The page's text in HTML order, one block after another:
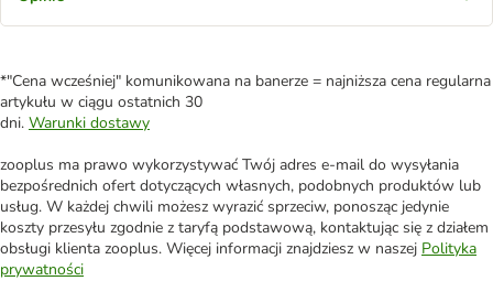
*"Cena wcześniej" komunikowana na banerze = najniższa cena regularna
artykułu w ciągu ostatnich 30
dni. Warunki dostawy
zooplus ma prawo wykorzystywać Twój adres e-mail do wysyłania
bezpośrednich ofert dotyczących własnych, podobnych produktów lub
usług. W każdej chwili możesz wyrazić sprzeciw, ponosząc jedynie
koszty przesyłu zgodnie z taryfą podstawową, kontaktując się z działem
obsługi klienta zooplus. Więcej informacji znajdziesz w naszej Polityka
prywatności